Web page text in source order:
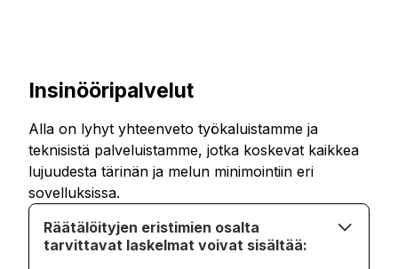
Insinööripalvelut
Alla on lyhyt yhteenveto työkaluistamme ja
teknisistä palveluistamme, jotka koskevat kaikkea
lujuudesta tärinän ja melun minimointiin eri
sovelluksissa.
Räätälöityjen eristimien osalta
tarvittavat laskelmat voivat sisältää: